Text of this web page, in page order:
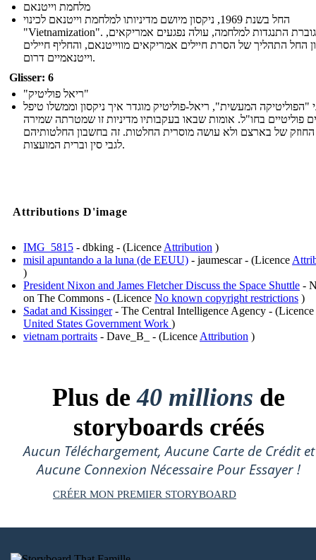
מלחמת וייטנאם
החל בשנת 1969, ניקסון מיושם מדיניותו למלחמת וייטנאם לכינוי
"Vietnamization". עם גוברת התנגדות למלחמה, עולה נפגעים אמריקאים,
החל התהליך של הסרת חיילים אמריקאים מווייטנאם, והחליף חיילים
וייטנאמיים דרום.
Glisser: 6
"ריאל פוליטיק"
"הפוליטיקה המעשית", ריאל-פוליטיק מוגדר איך ניקסון וממשלו טיפל
פוליטיים בחו"ל. אומות שבאו בעקבותיו מדיניות זו שמטרתה שמירה
של בארצם ולא עושה מוסרית החלטות. זה בחשבון החלטותיהם
לגבי סין וברית המועצות.
Attributions D'image
IMG_5815 - dbking - (Licence Attribution )
misil apuntando a la luna (de EEUU) - jaumescar - (Licence
)
President Nixon and James Fletcher Discuss the Space Shuttle -
on The Commons - (Licence No known copyright restrictions )
Sadat and Kissinger- The Central Intelligence Agency - (Licence
United States Government Work )
vietnam portraits - Dave_B_ - (Licence Attribution )
Plus de40 millions de
storyboards créés
Aucun Téléchargement, Aucune Carte de Crédit et
Aucune Connexion Nécessaire Pour Essayer !
CRÉER MON PREMIER STORYBOARD